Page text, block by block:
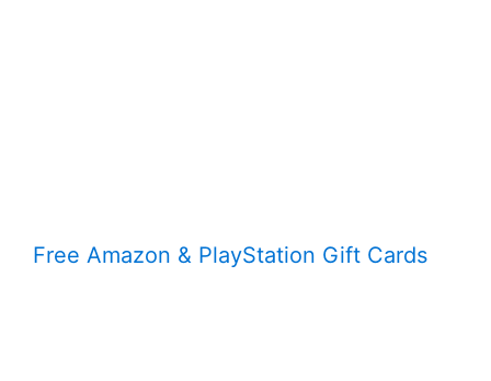
Free Amazon & PlayStation Gift Cards